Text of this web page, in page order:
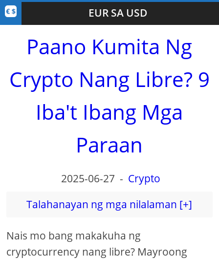
EUR SA USD
Paano Kumita Ng
Crypto Nang Libre? 9
Iba't Ibang Mga
Paraan
2025-06-27 - Crypto
Talahanayan ng mga nilalaman [+]
Nais mo bang makakuha ng
cryptocurrency nang libre? Mayroong